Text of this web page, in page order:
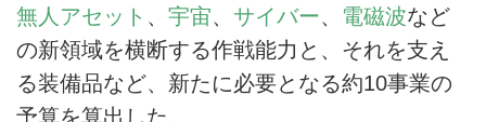
無人アセット 、 宇宙、 サイバー、 電磁波など
の新領域を横断する作戦能力と、それを支え
る装備品など、新たに必要となる約10事業の
予算を算出した。